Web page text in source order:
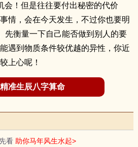
会！但是往往要付出秘密的代价
情，会在今天发生，不过你也要明
先衡量一下自己能否做到别人的要
遇到物质条件较优越的异性，你近
上心呢！
准生辰八字算命
看 助你马年风生水起>